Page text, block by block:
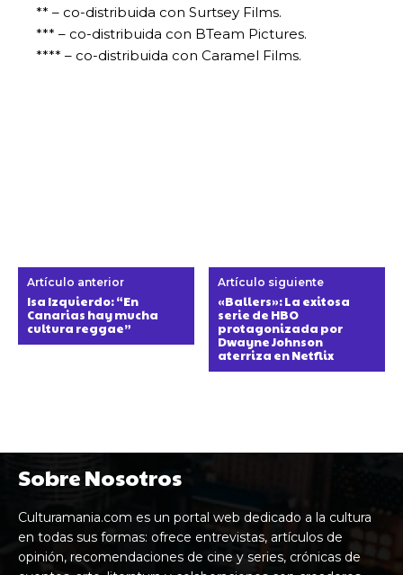
** – co-distribuida con Surtsey Films.
*** – co-distribuida con BTeam Pictures.
**** – co-distribuida con Caramel Films.
Artículo anterior
Isa Izquierdo: “En
Canarias hay mucha
cultura reggae”
Artículo siguiente
«Ballers»: La exitosa
serie de HBO
protagonizada por
Dwayne Johnson
aterriza en Netflix
Sobre Nosotros
Culturamania.com es un portal web dedicado a la cultura
en todas sus formas: ofrece entrevistas, artículos de
opinión, recomendaciones de cine y series, crónicas de